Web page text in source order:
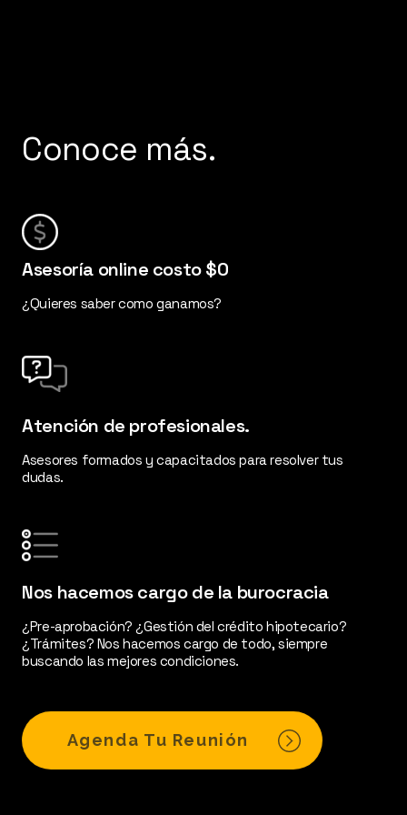
Conoce más.
Asesoría online costo $0
¿Quieres saber como ganamos?
Atención de profesionales.
Asesores formados y capacitados para resolver tus
dudas.
Nos hacemos cargo de la burocracia
¿Pre-aprobación? ¿Gestión del crédito hipotecario?
¿Trámites? Nos hacemos cargo de todo, siempre
buscando las mejores condiciones.
Agenda Tu Reunión